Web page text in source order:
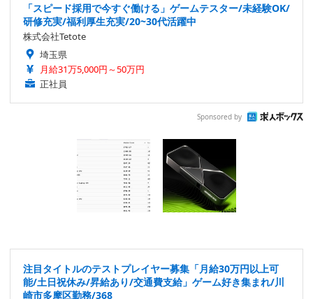
「スピード採用で今すぐ働ける」ゲームテスター/未経験OK/
研修充実/福利厚生充実/20~30代活躍中
株式会社Tetote
埼玉県
月給31万5,000円～50万円
正社員
Sponsored by
注目タイトルのテストプレイヤー募集「月給30万円以上可
能/土日祝休み/昇給あり/交通費支給」ゲーム好き集まれ/川
崎市多摩区勤務/368